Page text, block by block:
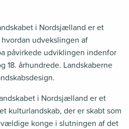
i Nordsjælland er et
udvekslingen af
påvirkede udviklingen indenfor
18. århundrede. Landskaberne
i Nordsjælland er et
kulturlandskab, der er skabt som
konge i slutningen af det